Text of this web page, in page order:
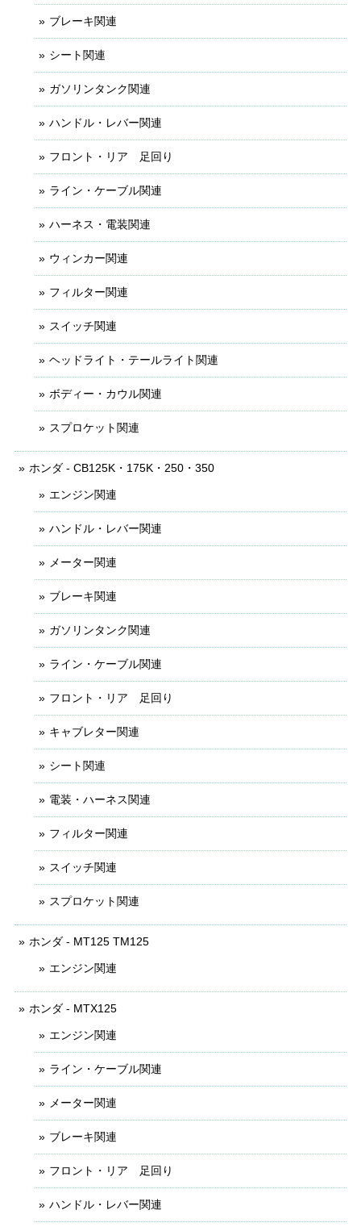
ブレーキ関連
シート関連
ガソリンタンク関連
ハンドル・レバー関連
フロント・リア 足回り
ライン・ケーブル関連
ハーネス・電装関連
ウィンカー関連
フィルター関連
スイッチ関連
ヘッドライト・テールライト関連
ボディー・カウル関連
スプロケット関連
ホンダ - CB125K・175K・250・350
エンジン関連
ハンドル・レバー関連
メーター関連
ブレーキ関連
ガソリンタンク関連
ライン・ケーブル関連
フロント・リア 足回り
キャブレター関連
シート関連
電装・ハーネス関連
フィルター関連
スイッチ関連
スプロケット関連
ホンダ - MT125 TM125
エンジン関連
ホンダ - MTX125
エンジン関連
ライン・ケーブル関連
メーター関連
ブレーキ関連
フロント・リア 足回り
ハンドル・レバー関連